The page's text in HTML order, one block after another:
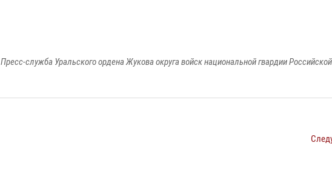
Пресс-служба Уральского ордена Жукова округа войск национальной гвардии